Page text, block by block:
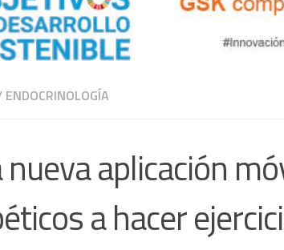
ENDOCRINOLOGÍA
nueva aplicación
a hacer